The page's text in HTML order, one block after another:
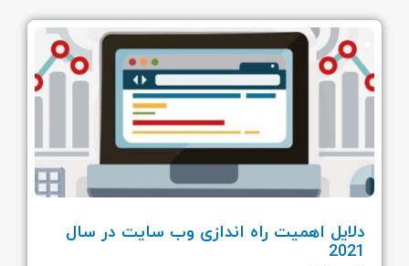
دلایل اهمیت راه اندازی وب سایت در سال
2021